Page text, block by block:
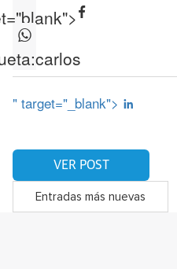
carlos
" target="_blank">
VER POST
Entradas más nuevas